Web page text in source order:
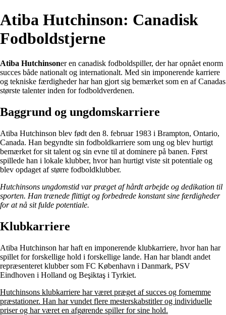
Atiba Hutchinson: Canadisk
Fodboldstjerne
Atiba Hutchinsoner en canadisk fodboldspiller, der har opnået enorm
succes både nationalt og internationalt. Med sin imponerende karriere
og tekniske færdigheder har han gjort sig bemærket som en af Canadas
største talenter inden for fodboldverdenen.
Baggrund og ungdomskarriere
Atiba Hutchinson blev født den 8. februar 1983 i Brampton, Ontario,
Canada. Han begyndte sin fodboldkarriere som ung og blev hurtigt
bemærket for sit talent og sin evne til at dominere på banen. Først
spillede han i lokale klubber, hvor han hurtigt viste sit potentiale og
blev opdaget af større fodboldklubber.
Hutchinsons ungdomstid var præget af hårdt arbejde og dedikation til
sporten. Han trænede flittigt og forbedrede konstant sine færdigheder
for at nå sit fulde potentiale.
Klubkarriere
Atiba Hutchinson har haft en imponerende klubkarriere, hvor han har
spillet for forskellige hold i forskellige lande. Han har blandt andet
repræsenteret klubber som FC København i Danmark, PSV
Eindhoven i Holland og Beşiktaş i Tyrkiet.
Hutchinsons klubkarriere har været præget af succes og fornemme
præstationer. Han har vundet flere mesterskabstitler og individuelle
priser og har været en afgørende spiller for sine hold.